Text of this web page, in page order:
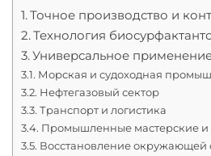
Точное производство и
Технология
Универсальное
Морская и судоходная
Нефтегазовый сектор
Транспорт и логистика
Промышленные мастерские и
Восстановление окружающей